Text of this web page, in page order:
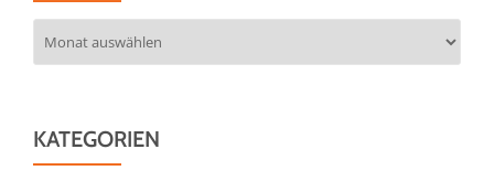
KATEGORIEN